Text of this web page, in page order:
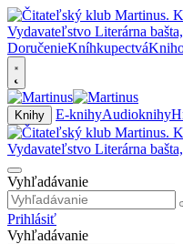
DoručenieKníhkupectvá
Knihy E-knihyAudioknihy
Vyhľadávanie
Prihlásiť
Vyhľadávanie